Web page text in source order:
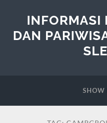
INFORMASI
DAN
SHOW